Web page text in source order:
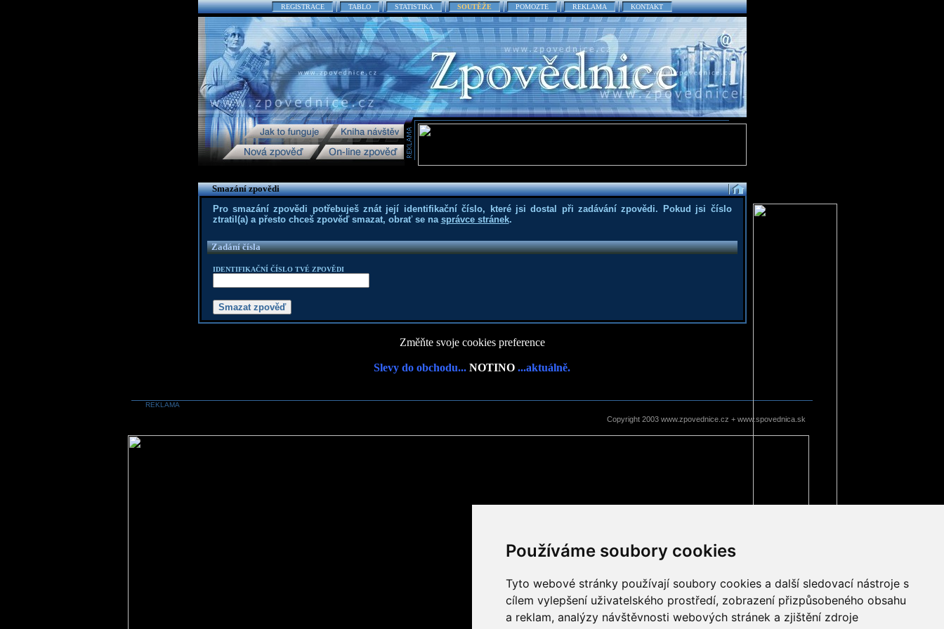
Používáme soubory cookies
Tyto webové stránky používají soubory cookies a další sledovací nástroje s
cílem vylepšení uživatelského prostředí, zobrazení přizpůsobeného obsahu
a reklam, analýzy návštěvnosti webových stránek a zjištění zdroje
REGISTRACE TABLO STATISTIKA SOUTĚŽE POMOZTE REKLAMA KONTAKT
Smazání zpovědi
Pro smazání zpovědi potřebuješ znát její identifikační číslo, které jsi dostal při zadávání zpovědi. Pokud jsi číslo
ztratil(a) a přesto chceš zpověď smazat, obrať se na správce stránek.
Zadání čísla
IDENTIFIKAČNÍ ČÍSLO TVÉ ZPOVĚDI
Změňte svoje cookies preference
Slevy do obchodu... NOTINO ...aktuálně.
REKLAMA
Copyright 2003 www.zpovednice.cz + www.spovednica.sk